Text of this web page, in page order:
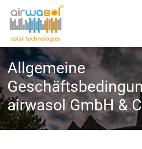
Zum Inhalt springen
Allgemeine
airwasol GmbH &